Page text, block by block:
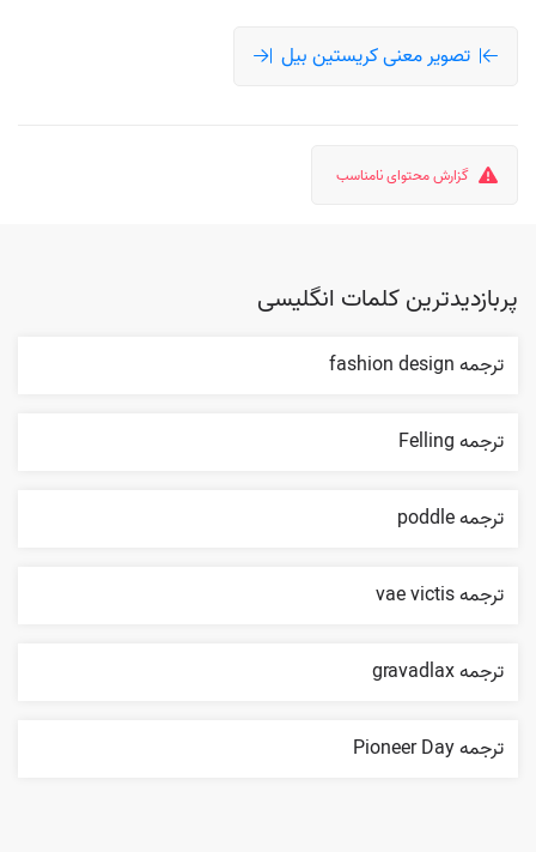
تصویر معنی کریستین بیل
گزارش محتوای نامناسب
پربازدیدترین کلمات انگلیسی
ترجمه fashion design
ترجمه Felling
ترجمه poddle
ترجمه vae victis
ترجمه gravadlax
ترجمه Pioneer Day